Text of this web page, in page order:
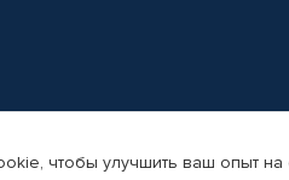
защищены. Интернет-магазин
чтобы улучшить ваш опыт на